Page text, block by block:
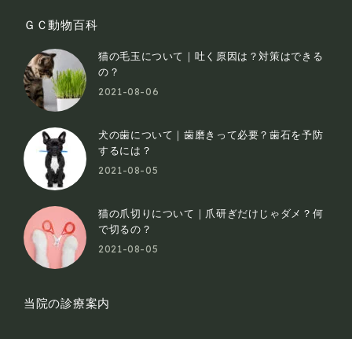
opens
in
new
window
opens
in
new
window
ＧＣ動物百科
猫の毛玉について｜吐く原因は？対策はできる
の？
2021-08-06
犬の歯について｜歯磨きって必要？歯石を予防
するには？
2021-08-05
猫の爪切りについて｜爪研ぎだけじゃダメ？何
で切るの？
2021-08-05
当院の診療案内